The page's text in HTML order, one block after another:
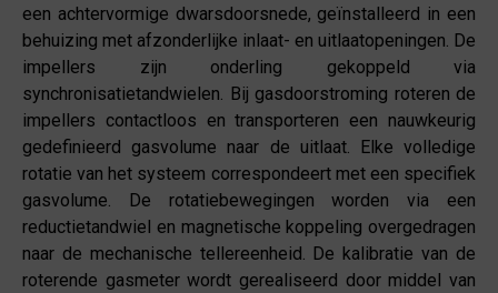
een achtervormige dwarsdoorsnede, geïnstalleerd in een
behuizing met afzonderlijke inlaat- en uitlaatopeningen. De
impellers zijn onderling gekoppeld via
synchronisatietandwielen. Bij gasdoorstroming roteren de
impellers contactloos en transporteren een nauwkeurig
gedefinieerd gasvolume naar de uitlaat. Elke volledige
rotatie van het systeem correspondeert met een specifiek
gasvolume. De rotatiebewegingen worden via een
reductietandwiel en magnetische koppeling overgedragen
naar de mechanische tellereenheid. De kalibratie van de
roterende gasmeter wordt gerealiseerd door middel van